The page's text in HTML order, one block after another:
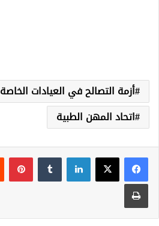
أزمة التصالح في العيادات الخاصة
اتحاد المهن الطبية
لينكدإن بينتيريست